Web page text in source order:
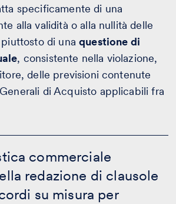
specificamente di una
alla validità o alla nullità delle
piuttosto di unaquestione di
, consistente nella violazione,
delle previsioni contenute
di Acquisto applicabili fra
commerciale
redazione di clausole
su misura per